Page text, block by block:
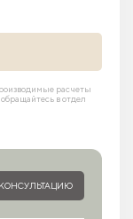
расчеты
в отдел